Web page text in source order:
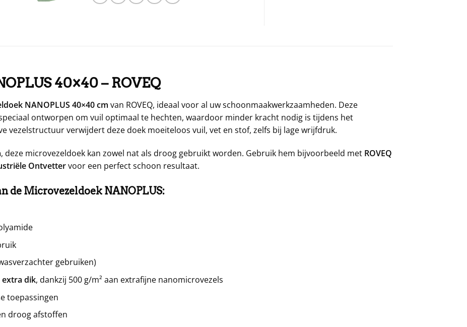
40×40 – ROVEQ
NANOPLUS 40×40 cm van ROVEQ, ideaal voor al uw schoonmaakwerkzaamheden. Deze
ontworpen om vuil optimaal te hechten, waardoor minder kracht nodig is tijdens het
vezelstructuur verwijdert deze doek moeiteloos vuil, vet en stof, zelfs bij lage wrijfdruk.
, deze microvezeldoek kan zowel nat als droog gebruikt worden. Gebruik hem bijvoorbeeld met ROVEQ
Ontvettervoor een perfect schoon resultaat.
de Microvezeldoek NANOPLUS:
gebruiken)
extra dik, dankzij 500 g/m² aan extrafijne nanomicrovezels
toepassingen
droog afstoffen